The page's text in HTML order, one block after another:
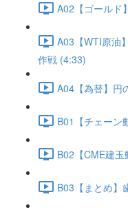
A02【ゴールド
A03【WTI原油
作戦 (4:33)
A04【為替】円
B01【チェーン
B02【CME建
B03【まとめ】